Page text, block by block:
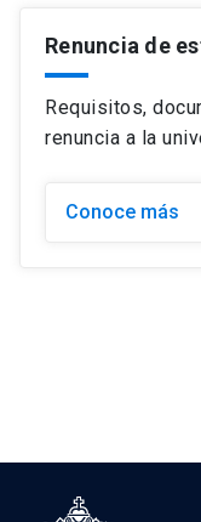
Renuncia de
Requisitos,
renuncia a la
Conoce más